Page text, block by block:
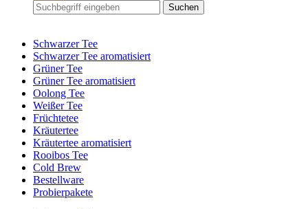
Suchen
Schwarzer Tee
Schwarzer Tee aromatisiert
Grüner Tee
Grüner Tee aromatisiert
Oolong Tee
Weißer Tee
Früchtetee
Kräutertee
Kräutertee aromatisiert
Rooibos Tee
Cold Brew
Bestellware
Probierpakete